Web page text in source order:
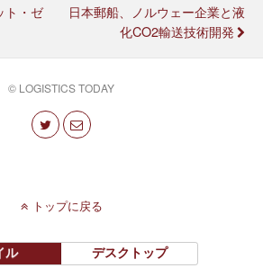
ト・ゼ
日本郵船、ノルウェー企業と液
化CO2輸送技術開発
© LOGISTICS TODAY
トップに戻る
ル デスクトップ